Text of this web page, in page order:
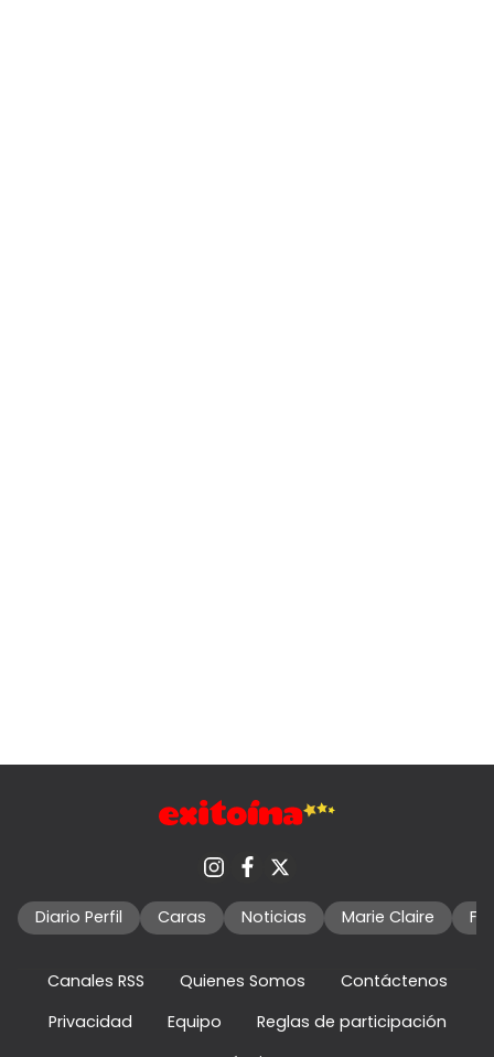
Diario Perfil Caras Noticias Marie Claire
Canales RSS Quienes Somos
Contáctenos
Privacidad
Equipo
Reglas de participación